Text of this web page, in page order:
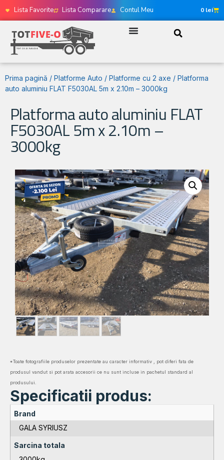
Lista Favorite Lista Comparare Contul Meu 0 lei
Prima pagină / Platforme Auto / Platforme cu 2 axe / Platforma
auto aluminiu FLAT F5030AL 5m x 2.10m – 3000kg
Platforma auto aluminiu FLAT
F5030AL 5m x 2.10m –
3000kg
*Toate fotografiile produselor prezentate au caracter informativ , pot diferi fata de
produsul vandut si pot arata accesorii ce nu sunt incluse in pachetul standard al
produsului.
Specificatii produs:
Brand
GALA SYRIUSZ
Sarcina totala